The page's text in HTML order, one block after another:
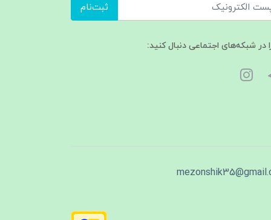
ثبت‌نام
در شبکه‌های اجتماعی دنبال کنید: